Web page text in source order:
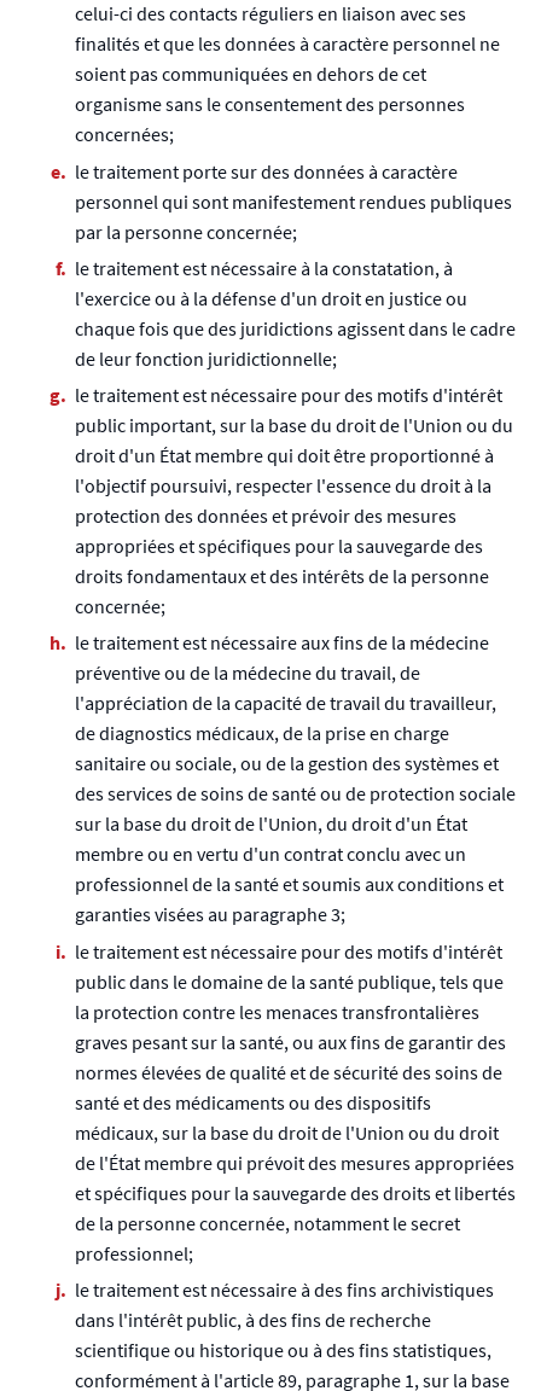
celui-ci des contacts réguliers en liaison avec ses
finalités et que les données à caractère personnel ne
soient pas communiquées en dehors de cet
organisme sans le consentement des personnes
concernées;
le traitement porte sur des données à caractère
personnel qui sont manifestement rendues publiques
par la personne concernée;
le traitement est nécessaire à la constatation, à
l'exercice ou à la défense d'un droit en justice ou
chaque fois que des juridictions agissent dans le cadre
de leur fonction juridictionnelle;
le traitement est nécessaire pour des motifs d'intérêt
public important, sur la base du droit de l'Union ou du
droit d'un État membre qui doit être proportionné à
l'objectif poursuivi, respecter l'essence du droit à la
protection des données et prévoir des mesures
appropriées et spécifiques pour la sauvegarde des
droits fondamentaux et des intérêts de la personne
concernée;
le traitement est nécessaire aux fins de la médecine
préventive ou de la médecine du travail, de
l'appréciation de la capacité de travail du travailleur,
de diagnostics médicaux, de la prise en charge
sanitaire ou sociale, ou de la gestion des systèmes et
des services de soins de santé ou de protection sociale
sur la base du droit de l'Union, du droit d'un État
membre ou en vertu d'un contrat conclu avec un
professionnel de la santé et soumis aux conditions et
garanties visées au paragraphe 3;
le traitement est nécessaire pour des motifs d'intérêt
public dans le domaine de la santé publique, tels que
la protection contre les menaces transfrontalières
graves pesant sur la santé, ou aux fins de garantir des
normes élevées de qualité et de sécurité des soins de
santé et des médicaments ou des dispositifs
médicaux, sur la base du droit de l'Union ou du droit
de l'État membre qui prévoit des mesures appropriées
et spécifiques pour la sauvegarde des droits et libertés
de la personne concernée, notamment le secret
professionnel;
le traitement est nécessaire à des fins archivistiques
dans l'intérêt public, à des fins de recherche
scientifique ou historique ou à des fins statistiques,
conformément à l'article 89, paragraphe 1, sur la base